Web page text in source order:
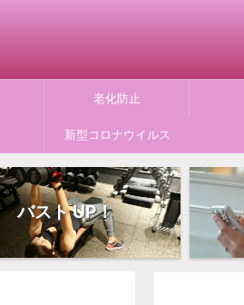
老化防止
新型コロナウイルス
バスト UP！